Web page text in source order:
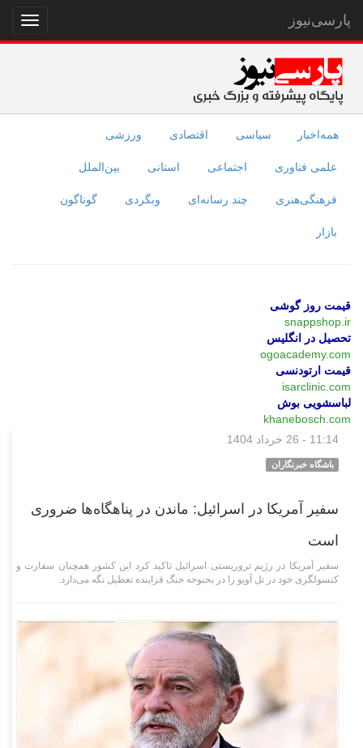
نمایش
منو
پارسی‌نیوز
همه‌اخبار سیاسی اقتصادی ورزشی
علمی فناوری اجتماعی استانی بین‌الملل
فرهنگی‌هنری چند رسانه‌ای وبگردی گوناگون
بازار
قیمت روز گوشی
snappshop.ir
تحصیل در انگلیس
ogoacademy.com
قیمت ارتودنسی
isarclinic.com
لباسشویی بوش
khanebosch.com
11:14 - 26 خرداد 1404
باشگاه خبرنگاران
سفیر آمریکا در اسرائیل: ماندن در پناهگاه‌ها ضروری
است
سفیر آمریکا در رژیم تروریستی اسرائیل تاکید کرد این کشور همچنان سفارت و
کنسولگری خود در تل آویو را در بحبوحه جنگ فزاینده تعطیل نگه می‌دارد.